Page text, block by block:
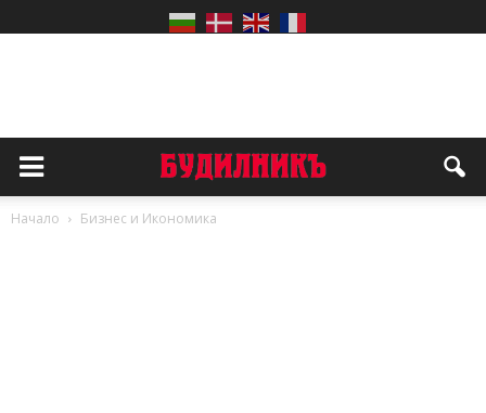
Начало Бизнес и Икономика